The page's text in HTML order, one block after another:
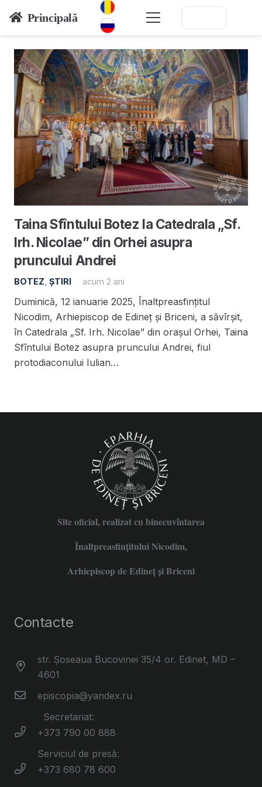
Principală
Taina Sfîntului Botez la Catedrala „Sf.
Irh. Nicolae” din Orhei asupra
pruncului Andrei
BOTEZ ȘTIRI acum 2 ani
Duminică, 12 ianuarie 2025, Înaltpreasfințitul
Nicodim, Arhiepiscop de Edineț și Briceni, a săvîrșit,
în Catedrala „Sf. Irh. Nicolae” din orașul Orhei, Taina
Sfîntului Botez asupra pruncului Andrei, fiul
protodiaconului Iulian…
Site oficial, realizat cu binecuvîntarea
Înaltpreasfințitului Nicodim,
Arhiepiscop de Edineţ şi Briceni
Contacte
str. Șoseaua Bucovinei 35/4 or. Edinet, MD –
4601
episcopia@yandex.ru
Secretariat:
+373 790 00 888
Serviciul de presă:
+373 680 78 600